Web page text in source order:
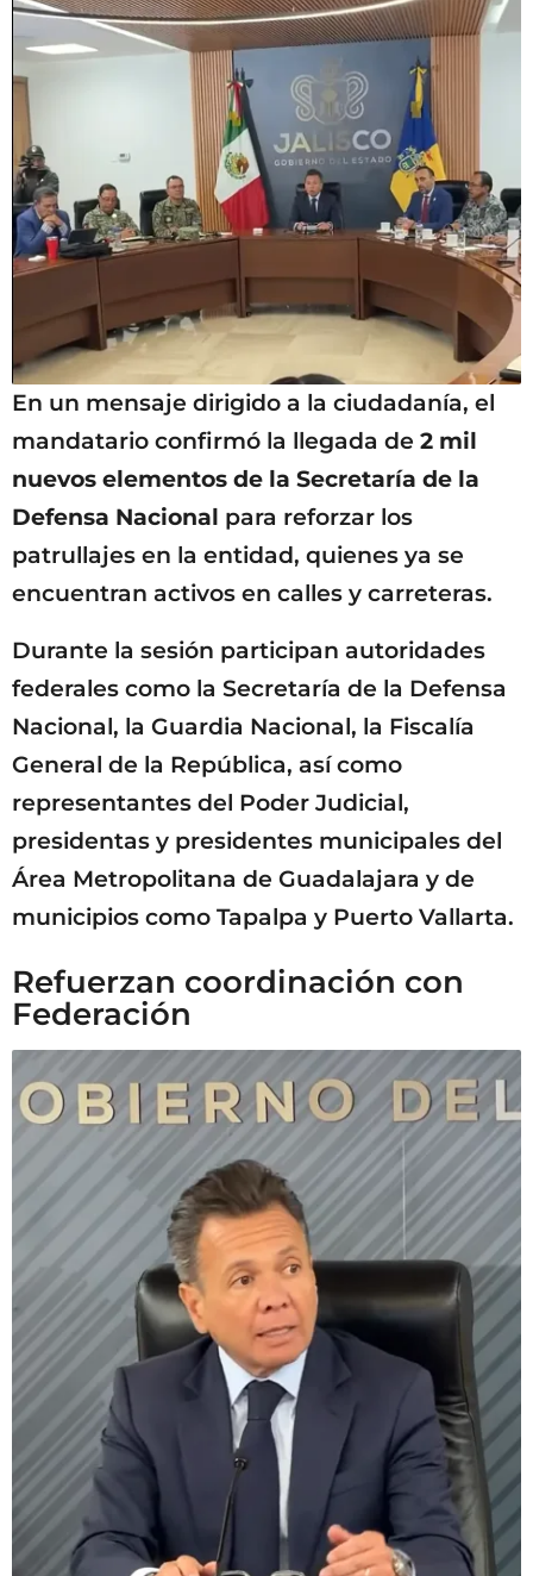
En un mensaje dirigido a la ciudadanía, el
mandatario confirmó la llegada de 2 mil
nuevos elementos de la Secretaría de la
Defensa Nacional para reforzar los
patrullajes en la entidad, quienes ya se
encuentran activos en calles y carreteras.
Durante la sesión participan autoridades
federales como la Secretaría de la Defensa
Nacional, la Guardia Nacional, la Fiscalía
General de la República, así como
representantes del Poder Judicial,
presidentas y presidentes municipales del
Área Metropolitana de Guadalajara y de
municipios como Tapalpa y Puerto Vallarta.
Refuerzan coordinación con
Federación